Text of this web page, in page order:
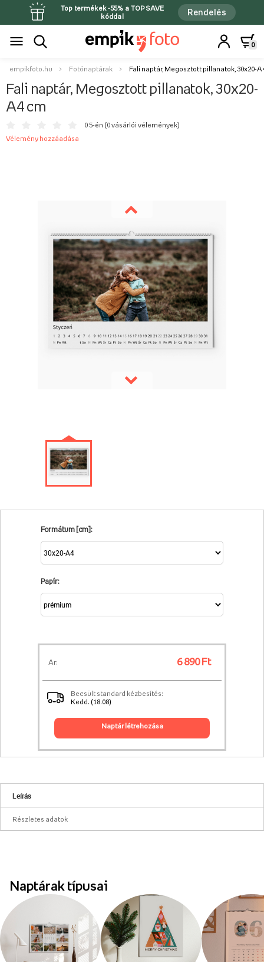
Top termékek -55% a TOPSAVE
kóddal
Rendelés
0
empikfoto.hu Fotónaptárak Fali naptár, Megosztott pillanatok, 30x20-
Fali naptár, Megosztott pillanatok, 30x20-
A4 cm
0 5-én (0 vásárlói vélemények)
Vélemény hozzáadása
Formátum [cm]:
Papír:
Ár: 6 890 Ft
Becsült standard kézbesítés:
Kedd. (18.08)
naptár létrehozása
Leírás
Részletes adatok
Naptárak típusai